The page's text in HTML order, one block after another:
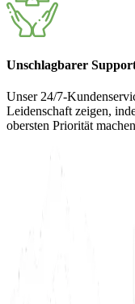
Unschlagbarer
Unser 24/7-
Leidenschaft zeigen,
obersten Priorität